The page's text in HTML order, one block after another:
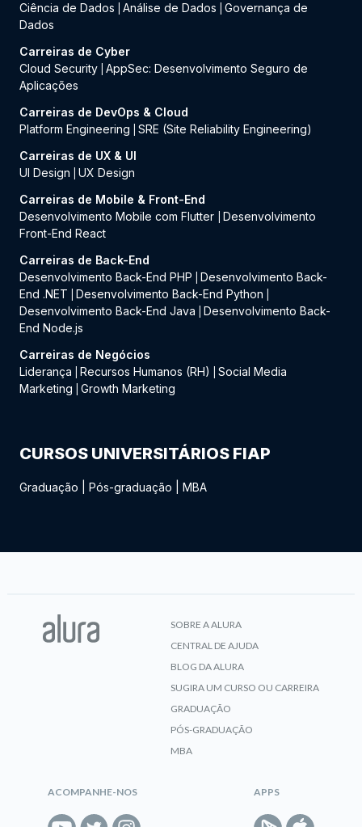
Ciência de Dados
Análise de Dados
Governança de
Dados
Carreiras de Cyber
Cloud Security AppSec: Desenvolvimento Seguro de
Aplicações
Carreiras de DevOps & Cloud
Platform Engineering
SRE (Site Reliability Engineering)
Carreiras de UX & UI
UI Design
UX Design
Carreiras de Mobile & Front-End
Desenvolvimento Mobile com Flutter
Desenvolvimento
Front-End React
Carreiras de Back-End
Desenvolvimento Back-End PHP
Desenvolvimento Back-
End .NET
Desenvolvimento Back-End Python
Desenvolvimento Back-End Java
Desenvolvimento Back-
End Node.js
Carreiras de Negócios
Liderança
Recursos Humanos (RH)
Social Media
Marketing
Growth Marketing
CURSOS UNIVERSITÁRIOS FIAP
Graduação Pós-graduação MBA
SOBRE A ALURA
CENTRAL DE AJUDA
BLOG DA ALURA
SUGIRA UM CURSO OU CARREIRA
GRADUAÇÃO
PÓS-GRADUAÇÃO
MBA
ACOMPANHE-NOS APPS